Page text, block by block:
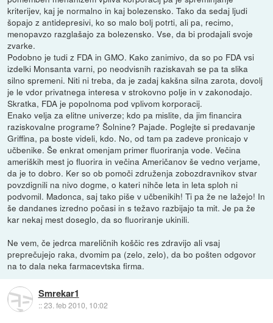
kriterijev, kaj je normalno in kaj bolezensko. Tako da sedaj ljudi
šopajo z antidepresivi, ko so malo bolj potrti, ali pa, recimo,
menopavzo razglašajo za bolezensko. Vse, da bi prodajali svoje
zvarke.
Podobno je tudi z FDA in GMO. Kako zanimivo, da so po FDA vsi
izdelki Monsanta varni, po neodvisnih raziskavah se pa ta slika
silno spremeni. Niti ni treba, da je zadaj kakšna silna zarota, dovolj
je le vdor privatnega interesa v strokovno polje in v zakonodajo.
Skratka, FDA je popolnoma pod vplivom korporacij.
Enako velja za elitne univerze; kdo pa mislite, da jim financira
raziskovalne programe? Šolnine? Pajade. Poglejte si predavanje
Griffina, pa boste videli, kdo. No, od tam pa zadeve pronicajo v
učbenike. Še enkrat omenjam primer fluoriranja vode. Večina
ameriških mest jo fluorira in večina Američanov še vedno verjame,
da je to dobro. Ker so ob pomoči združenja zobozdravnikov stvar
povzdignili na nivo dogme, o kateri nihče leta in leta sploh ni
podvomil. Madonca, saj tako piše v učbenikih! Ti pa že ne lažejo! In
še dandanes izredno počasi in s težavo razbijajo ta mit. Je pa že
kar nekaj mest doseglo, da so fluoriranje ukinili.
Ne vem, če jedrca mareličnih koščic res zdravijo ali vsaj
preprečujejo raka, dvomim pa (zelo, zelo), da bo pošten odgovor
na to dala neka farmacevtska firma.
Smrekar1
::23. feb 2010, 10:02